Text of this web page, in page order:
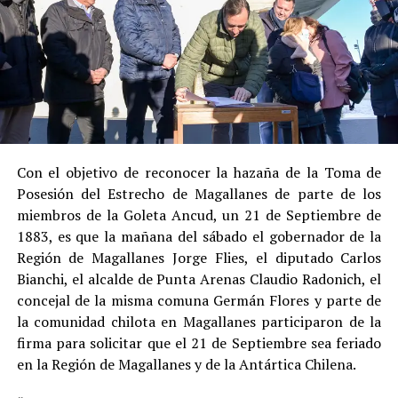
Sucolaboración sustancial con la investigación,
al admitir los hechos.
Suconducta anterior irreprochable , al no
registrar antecedentes penales previos.
Estas circunstancias jurídicas, sumadas al
procedimiento abreviado, redujeron la posibilidad de un
cumplimiento efectivo en recinto penitenciario.
Indemnización a la víctima y nueva investigación
por ocultamiento de bienes
En el ámbito civil, elJuzgado de Letras de Castrodictó
enseptiembre de 2023una sentencia que obliga a
Pedro Montecinos apagar una indemnización total de
$120 millonespor concepto de daño moral:
$80 millonesa favor de la víctima.
Con el objetivo de reconocer la hazaña de la Toma de
Posesión del Estrecho de Magallanes de parte de los
miembros de la Goleta Ancud, un 21 de Septiembre de
1883, es que la mañana del sábado el gobernador de la
Región de Magallanes Jorge Flies, el diputado Carlos
Bianchi, el alcalde de Punta Arenas Claudio Radonich, el
concejal de la misma comuna Germán Flores y parte de
la comunidad chilota en Magallanes participaron de la
firma para solicitar que el 21 de Septiembre sea feriado
en la Región de Magallanes y de la Antártica Chilena.